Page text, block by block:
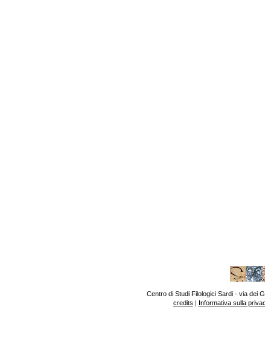
Centro di Studi Filologici Sardi - via dei
credits | Informativa sulla